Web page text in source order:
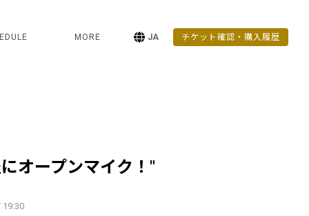
MORE JA チケット確認・購入履歴
オープンマイク！"
19:30